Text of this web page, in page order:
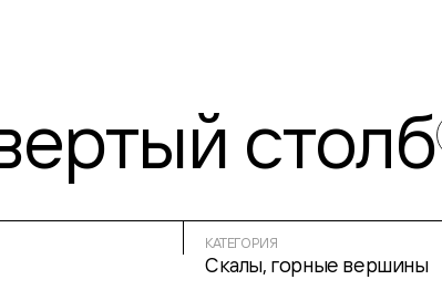
столб
КАТЕГОРИЯ
Скалы, горные вершины